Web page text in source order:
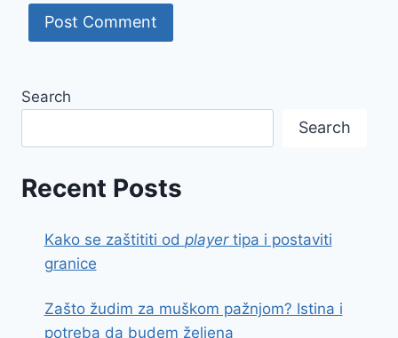
Search
Search
Recent Posts
Kako se zaštititi od playertipa i postaviti
granice
Zašto žudim za muškom pažnjom? Istina i
potreba da budem željena